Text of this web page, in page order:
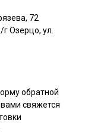
72
Озерцо, ул.
обратной
вами свяжется